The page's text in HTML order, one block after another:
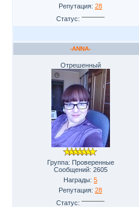
Репутация: 28
Статус:
-ANNA-
Отрешенный
Группа: Проверенные
Сообщений: 2605
Награды: 5
Репутация: 28
Статус: